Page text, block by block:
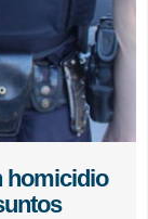
homicidio